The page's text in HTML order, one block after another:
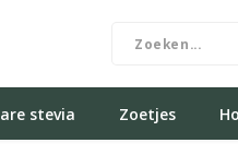
stevia Zoetjes